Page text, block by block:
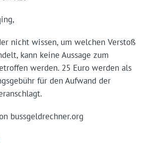
nicht wissen, um welchen Verstoß
kann keine Aussage zum
werden. 25 Euro werden als
für den Aufwand der
bussgeldrechner.org